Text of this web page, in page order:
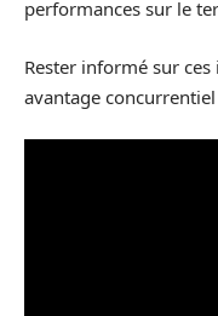
performances sur le
Rester informé sur
avantage